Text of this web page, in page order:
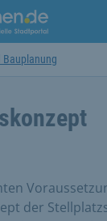
Bauplanung
der